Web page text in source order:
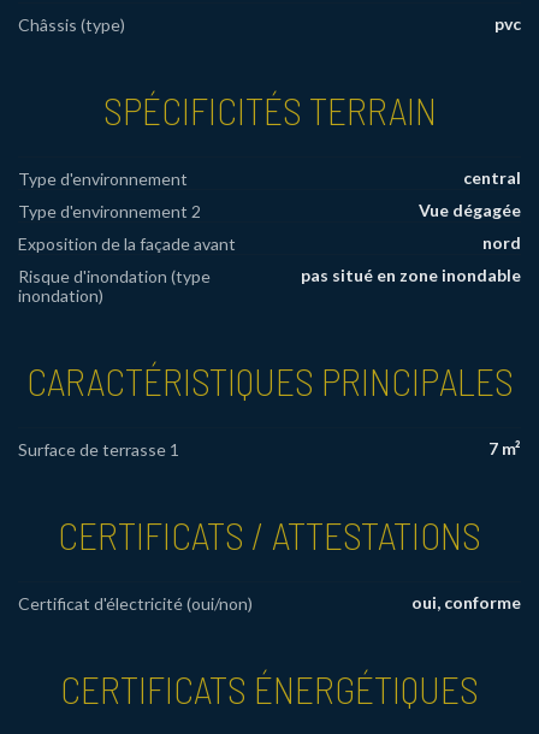
Châssis (type)
pvc
SPÉCIFICITÉS TERRAIN
Type d'environnement
central
Type d'environnement 2
Vue dégagée
Exposition de la façade avant
nord
Risque d'inondation (type
inondation)
pas situé en zone inondable
CARACTÉRISTIQUES PRINCIPALES
Surface de terrasse 1 7 m²
CERTIFICATS / ATTESTATIONS
Certificat d'électricité (oui/non) oui, conforme
CERTIFICATS ÉNERGÉTIQUES